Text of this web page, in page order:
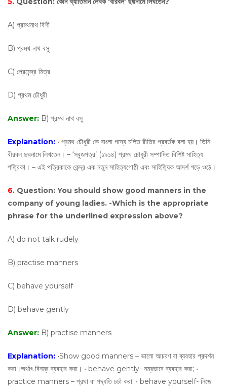
A) প্রমথনাথ বিশী
B) প্রমথ নাথ বসু
C) প্রেমেন্দ্র মিত্র
D) প্রথম চৌধুরী
Answer: B) প্রমথ নাথ বসু
Explanation: • প্রমথ চৌধুরী কে বাংলা গদ্যে চলিত রীতির প্রবর্তক বলা হয়। তিনি
বীরবল ছদ্মনামে লিখতেন। – ‘সবুজপত্র’ (১৯১৪) প্রমথ চৌধুরী সম্পাদিত বিশিষ্ট সাহিত্য
পত্রিকা। – এই পত্রিকাকে কেন্দ্র এক নতুন সাহিত্যগােষ্ঠী এবং সাহিত্যিক আদর্শ গড়ে ওঠে।
6. Question: You should show good manners in the
company of young ladies. -Which is the appropriate
phrase for the underlined expression above?
A) do not talk rudely
B) practise manners
C) behave yourself
D) behave gently
Answer: B) practise manners
Explanation: •Show good manners – ভালো আচরণ বা ব্যবহার প্রদর্শন
করা।অর্থাৎ বিনম্র ব্যবহার করা। • behave gently- নম্রভাবে ব্যবহার করা; •
practice manners – প্রথা বা পদ্ধতি চর্চা করা; • behave yourself- নিজে